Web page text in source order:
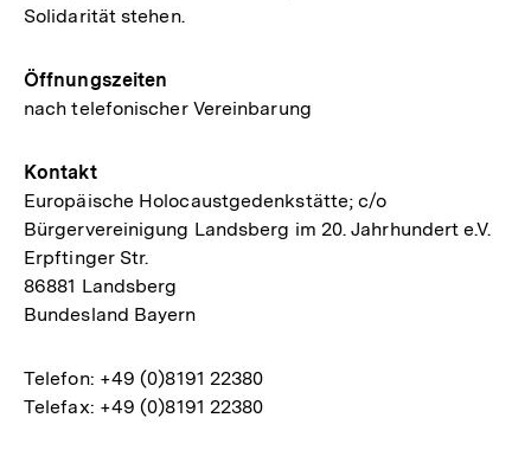
Solidarität stehen.
Öffnungszeiten
nach telefonischer Vereinbarung
Kontakt
Europäische Holocaustgedenkstätte; c/o
Bürgervereinigung Landsberg im 20. Jahrhundert e.V.
Erpftinger Str.
86881 Landsberg
Bundesland Bayern
Telefon: +49 (0)8191 22380
Telefax: +49 (0)8191 22380